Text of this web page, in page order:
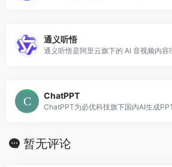
通义听悟
ChatPPT
暂无评论